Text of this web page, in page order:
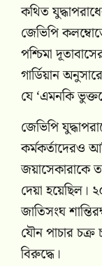
কথিত
জেভিপি
পশ্চিমা
গার্ডিয়ান
যে ‘এমনকি
জেভিপি
কর্মকর্তাদেরও
জয়াসেকারাকে
দেয়া হয়েছিল।
জাতিসংঘ
যৌন পাচার চক্র
বিরুদ্ধে।